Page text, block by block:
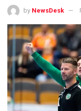
by NewsDesk